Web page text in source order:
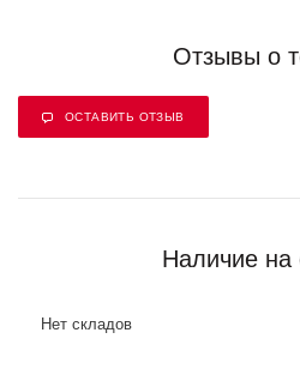
Отзывы о
ОСТАВИТЬ ОТЗЫВ
Наличие на
Нет складов